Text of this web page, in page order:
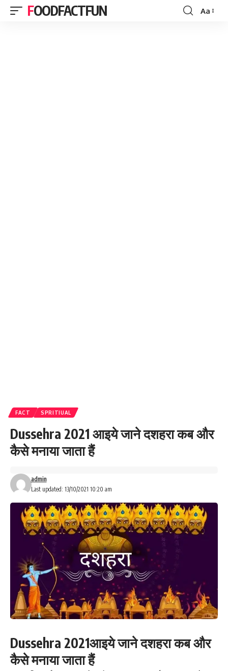
FOODFACTFUN
Font
Aa
FACT SPRITIUAL
Dussehra 2021 आइये जाने दशहरा कब और
कैसे मनाया जाता हैं
Last updated: 13/10/2021 10:20 am
admin
Dussehra 2021आइये जाने दशहरा कब और
कैसे मनाया जाता हैं